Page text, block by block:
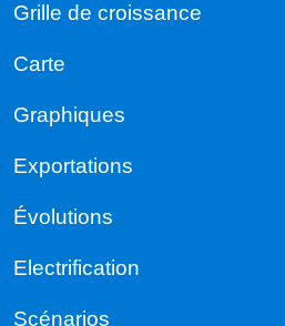
Grille de croissance
Carte
Graphiques
Exportations
Évolutions
Electrification
Scénarios